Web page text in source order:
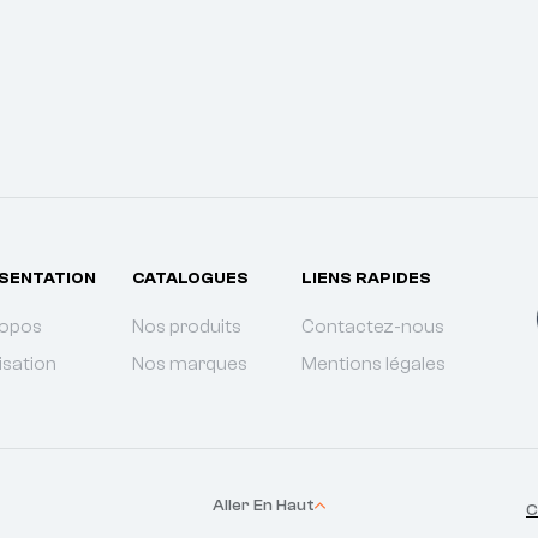
CATALOGUES
Nos produits
Nos marques
LIENS RAPIDES
Contactez-nous
Mentions légales
Aller En Haut